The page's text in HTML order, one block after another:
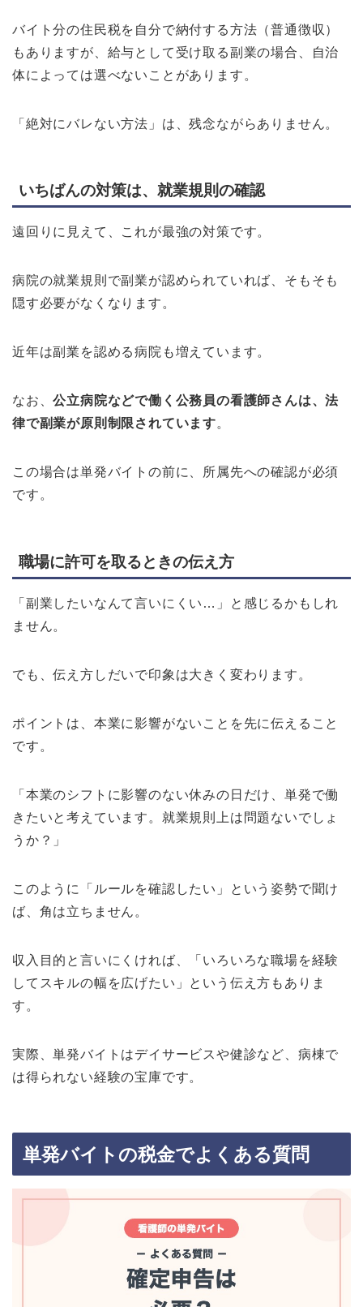
バイト分の住民税を自分で納付する方法（普通徴収）
もありますが、給与として受け取る副業の場合、自治
体によっては選べないことがあります。
「絶対にバレない方法」は、残念ながらありません。
いちばんの対策は、就業規則の確認
遠回りに見えて、これが最強の対策です。
病院の就業規則で副業が認められていれば、そもそも
隠す必要がなくなります。
近年は副業を認める病院も増えています。
なお、公立病院などで働く公務員の看護師さんは、法
律で副業が原則制限されています。
この場合は単発バイトの前に、所属先への確認が必須
です。
職場に許可を取るときの伝え方
「副業したいなんて言いにくい…」と感じるかもしれ
ません。
でも、伝え方しだいで印象は大きく変わります。
ポイントは、本業に影響がないことを先に伝えること
です。
「本業のシフトに影響のない休みの日だけ、単発で働
きたいと考えています。就業規則上は問題ないでしょ
うか？」
このように「ルールを確認したい」という姿勢で聞け
ば、角は立ちません。
収入目的と言いにくければ、「いろいろな職場を経験
してスキルの幅を広げたい」という伝え方もありま
す。
実際、単発バイトはデイサービスや健診など、病棟で
は得られない経験の宝庫です。
単発バイトの税金でよくある質問